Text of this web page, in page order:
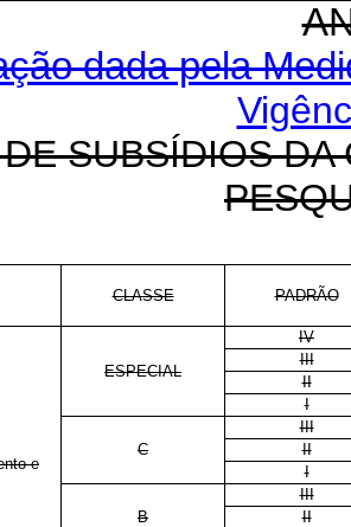
dada pela
SUBSÍDIOS
CLASSE PADRÃO
e
ESPECIAL
IV
III
II
I
C
III
II
I
B
III
II